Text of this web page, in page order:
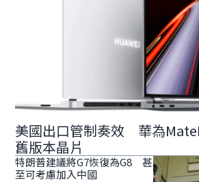
美國出口管制奏效 華為
舊版本晶片
特朗普建議將G7恢復為G8 甚
至可考慮加入中國